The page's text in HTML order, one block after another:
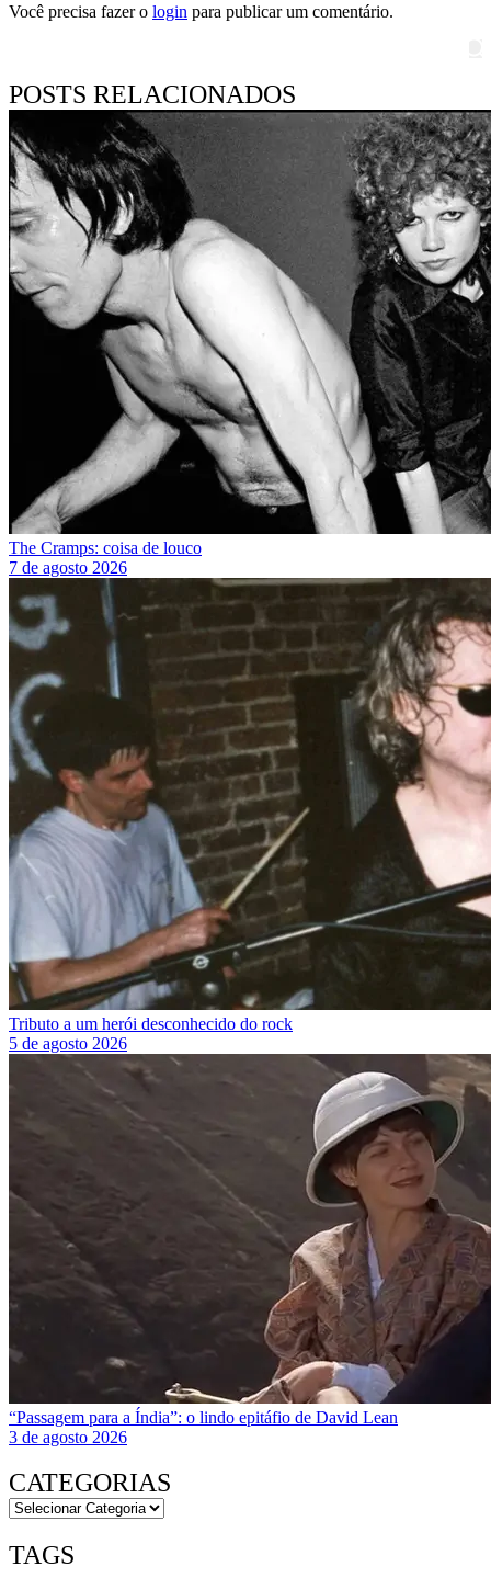
Você precisa fazer o login para publicar um comentário.
POSTS RELACIONADOS
The Cramps: coisa de louco
7 de agosto 2026
Tributo a um herói desconhecido do rock
5 de agosto 2026
“Passagem para a Índia”: o lindo epitáfio de David Lean
3 de agosto 2026
CATEGORIAS
TAGS